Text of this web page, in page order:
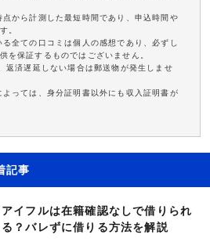
から計測した最短時間であり、申込時間や
。
全ての口コミは個人の感想であり、必ずし
を保証するものではございません。
返済遅延しない場合は郵送物が発生しませ
っては、身分証明書以外にも収入証明書が
記事
アイフルは在籍確認なしで借りられ
る？バレずに借りる方法を解説